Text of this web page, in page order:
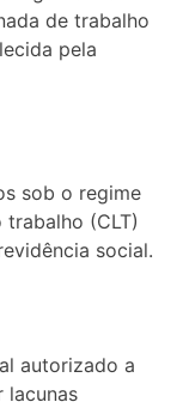
de trabalho
pela
sob o regime
(CLT)
social.
autorizado a
lacunas